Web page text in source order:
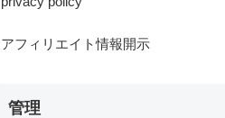
アフィリエイト情報開示
管理